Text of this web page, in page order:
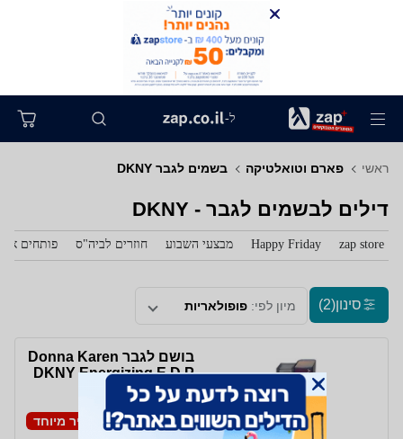
ל-
ראשי פארם וטואלטיקה בשמים לגבר DKNY
דילים לבשמים לגבר - DKNY
zap store
Happy Friday מבצעי השבוע חוזרים לביה"ס פותחים את
סינון(2) מיון לפי: פופולאריות
בושם לגבר Donna Karen
DKNY Energizing E.D.P
50ml
מחיר מיוחד